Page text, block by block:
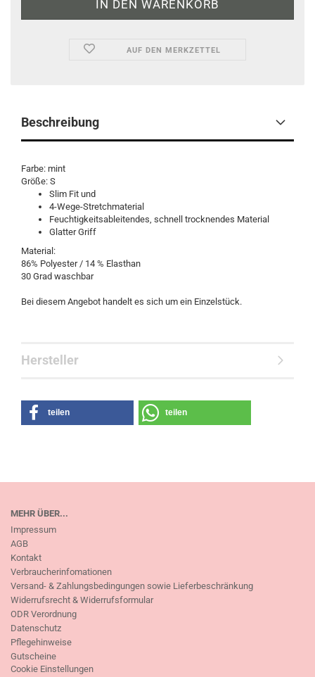
AUF DEN MERKZETTEL
Beschreibung
Farbe: mint
Größe: S
Slim Fit und
4-Wege-Stretchmaterial
Feuchtigkeitsableitendes, schnell trocknendes Material
Glatter Griff
Material:
86% Polyester / 14 % Elasthan
30 Grad waschbar
Bei diesem Angebot handelt es sich um ein Einzelstück.
Hersteller
teilen teilen
MEHR ÜBER...
Impressum
AGB
Kontakt
Verbraucherinfomationen
Versand- & Zahlungsbedingungen sowie Lieferbeschränkung
Widerrufsrecht & Widerrufsformular
ODR Verordnung
Datenschutz
Pflegehinweise
Gutscheine
Cookie Einstellungen